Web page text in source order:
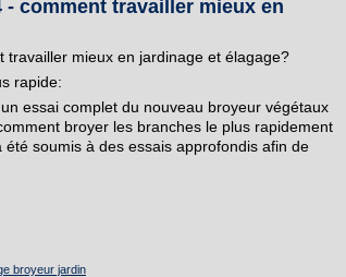
comment travailler mieux en
mieux en jardinage et élagage?
rapide:
essai complet du nouveau broyeur végétaux
broyer les branches le plus rapidement
soumis à des essais approfondis afin de
broyeur jardin